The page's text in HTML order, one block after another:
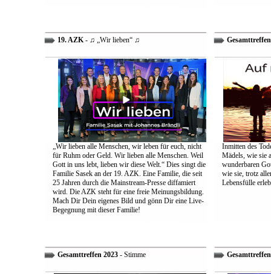
19. AZK- ♫ „Wir lieben“ ♫
„Wir lieben alle Menschen, wir leben für euch, nicht
für Ruhm oder Geld. Wir lieben alle Menschen. Weil
Gott in uns lebt, lieben wir diese Welt.“ Dies singt die
Familie Sasek an der 19. AZK. Eine Familie, die seit
25 Jahren durch die Mainstream-Presse diffamiert
wird. Die AZK steht für eine freie Meinungsbildung.
Mach Dir Dein eigenes Bild und gönn Dir eine Live-
Begegnung mit dieser Familie!
Inmitten des
Mädels, wie sie
wunderbaren
wie sie, trotz
Lebensfülle
Gesamttreffen 2023- Stimme